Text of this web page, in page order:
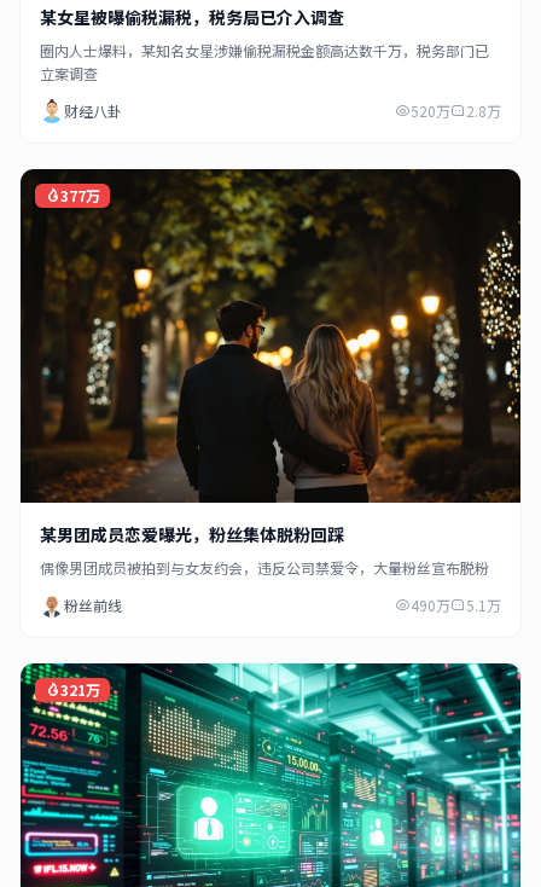
某女星被曝偷税漏税，税务局已介入调查
圈内人士爆料，某知名女星涉嫌偷税漏税金额高达数千万，税务部门已
立案调查
财经八卦
520万 2.8万
377万
某男团成员恋爱曝光，粉丝集体脱粉回踩
偶像男团成员被拍到与女友约会，违反公司禁爱令，大量粉丝宣布脱粉
粉丝前线
490万 5.1万
321万